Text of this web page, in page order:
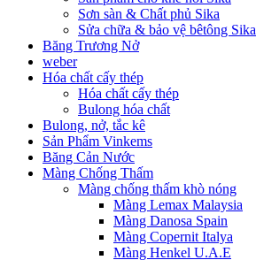
Sơn sàn & Chất phủ Sika
Sửa chữa & bảo vệ bêtông Sika
Băng Trương Nở
weber
Hóa chất cấy thép
Hóa chất cấy thép
Bulong hóa chất
Bulong, nở, tắc kê
Sản Phẩm Vinkems
Băng Cản Nước
Màng Chống Thấm
Màng chống thấm khò nóng
Màng Lemax Malaysia
Màng Danosa Spain
Màng Copernit Italya
Màng Henkel U.A.E